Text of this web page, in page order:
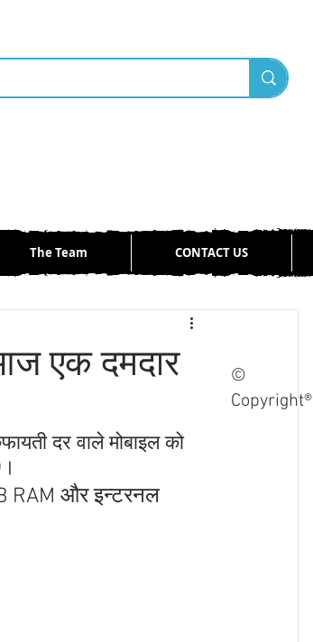
Log in / Sign up
एक दमदार
दर वाले मोबाइल को
RAM और इन्टरनल
©
Copyright®
The Team CONTACT US